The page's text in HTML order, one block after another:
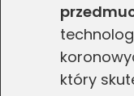
który